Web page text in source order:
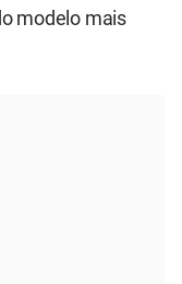
modelo mais